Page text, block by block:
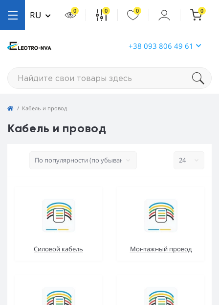
+38 093 806 49 61
RU 0 0 0 0
Кабель и провод
Кабель и провод
Силовой кабель Монтажный провод